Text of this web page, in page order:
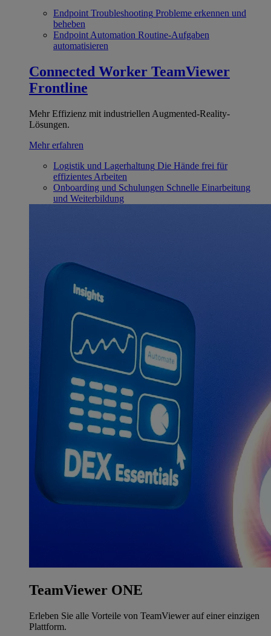
Endpoint Troubleshooting Probleme erkennen und
beheben
Endpoint Automation Routine-Aufgaben
automatisieren
Connected Worker TeamViewer
Frontline
Mehr Effizienz mit industriellen Augmented-Reality-
Lösungen.
Mehr erfahren
Logistik und Lagerhaltung Die Hände frei für
effizientes Arbeiten
Onboarding und Schulungen Schnelle Einarbeitung
und Weiterbildung
TeamViewer ONE
Erleben Sie alle Vorteile von TeamViewer auf einer einzigen
Plattform.